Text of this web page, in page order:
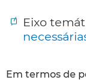
Eixo
Em termos de